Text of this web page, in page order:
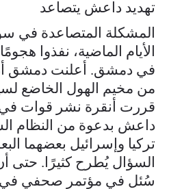
تهديد داعش يتصاعد
المشكلة المتصاعدة في
الأيام الماضية، نفذوا
في دمشق. أعلنت دمشق أن
من مخيم الهول الخاضع
قررت أنقرة نشر قوات في
داعش بدعوة من النظام
تركيا وإسرائيل بعضهما
السؤال يُطرح كثيرًا. حتى
سُئل في مؤتمر صحفي في